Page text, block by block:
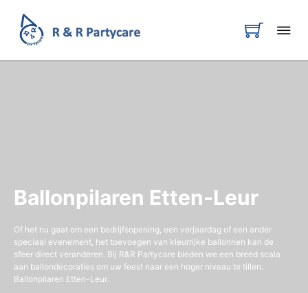
Ballonpilaren Etten-Leur
Of het nu gaat om een bedrijfsopening, een verjaardag of een ander
speciaal evenement, het toevoegen van kleurrijke ballonnen kan de
sfeer direct veranderen. Bij R&R Partycare bieden we een breed scala
aan ballondecoraties om uw feest naar een hoger niveau te tillen.
Ballonpilaren Etten-Leur.